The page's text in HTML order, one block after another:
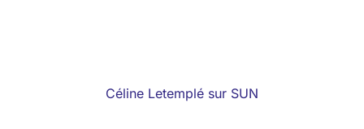
Céline Letemplé sur SUN